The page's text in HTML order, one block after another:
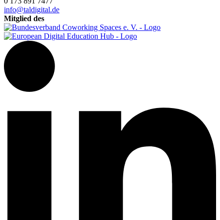
info@taldigital.de
Mitglied des